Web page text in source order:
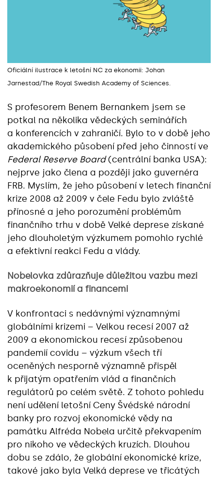
Oficiální ilustrace k letošní NC za ekonomii: Johan
Jarnestad/The Royal Swedish Academy of Sciences.
S profesorem Benem Bernankem jsem se
potkal na několika vědeckých seminářích
a konferencích v zahraničí. Bylo to v době jeho
akademického působení před jeho činností ve
Federal Reserve Board(centrální banka USA):
nejprve jako člena a později jako guvernéra
FRB. Myslím, že jeho působení v letech finanční
krize 2008 až 2009 v čele Fedu bylo zvláště
přínosné a jeho porozumění problémům
finančního trhu v době Velké deprese získané
jeho dlouholetým výzkumem pomohlo rychlé
a efektivní reakci Fedu a vlády.
Nobelovka zdůrazňuje důležitou vazbu mezi
makroekonomií a financemi
V konfrontaci s nedávnými významnými
globálními krizemi – Velkou recesí 2007 až
2009 a ekonomickou recesí způsobenou
pandemií covidu – výzkum všech tří
oceněných nesporně významně přispěl
k přijatým opatřením vlád a finančních
regulátorů po celém světě. Z tohoto pohledu
není udělení letošní Ceny Švédské národní
banky pro rozvoj ekonomické vědy na
památku Alfréda Nobela určitě překvapením
pro nikoho ve vědeckých kruzích. Dlouhou
dobu se zdálo, že globální ekonomické krize,
takové jako byla Velká deprese ve třicátých